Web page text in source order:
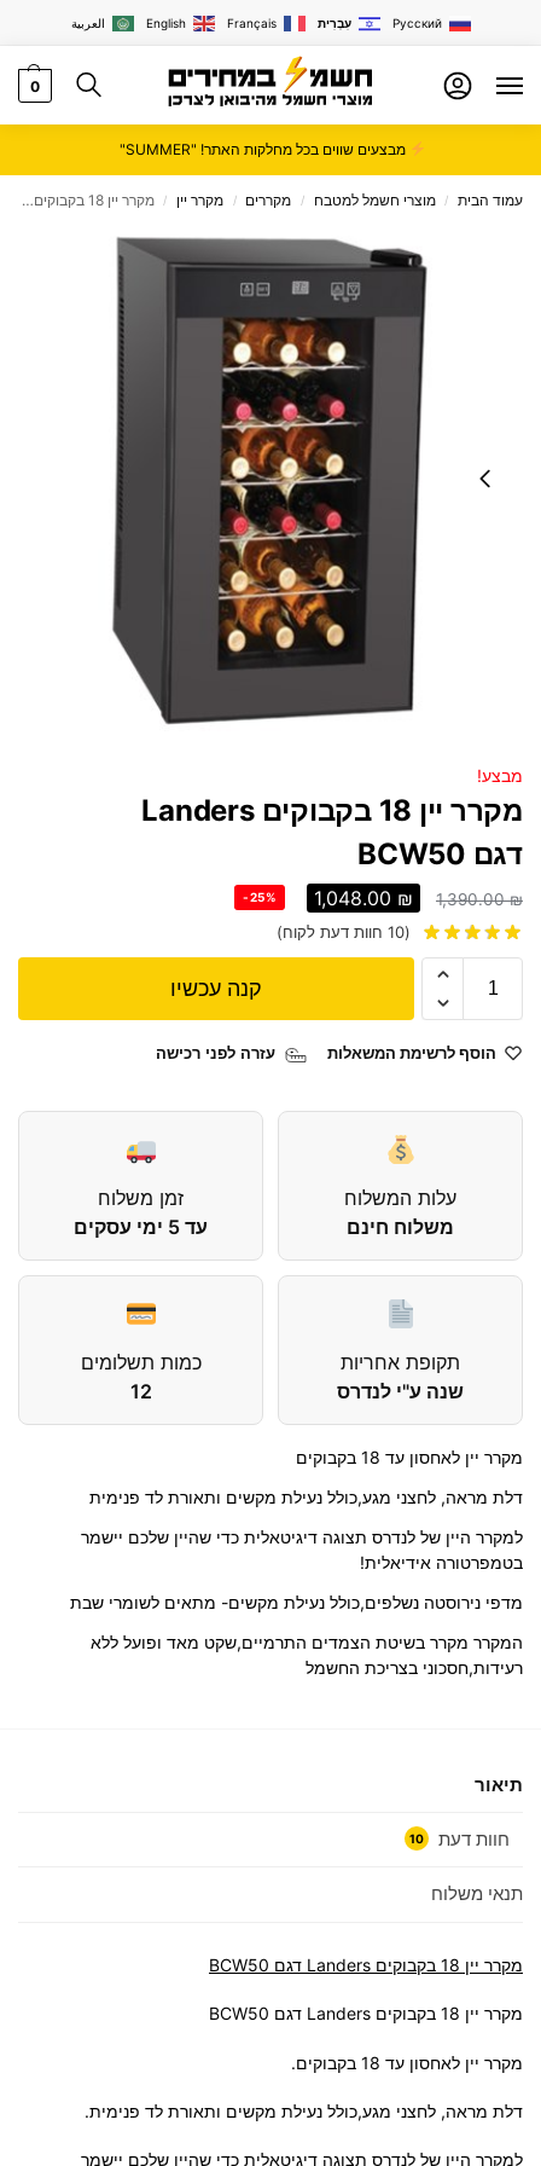
العربية English Français עִבְרִית Русский
0
מבצעים שווים בכל מחלקות האתר! "SUMMER"
עמוד הבית / מוצרי חשמל למטבח / מקררים / מקרר יין / מקרר יין 18 בקבוקים Landers דגם BCW50
מבצע!
מקרר יין 18 בקבוקים Landers
דגם BCW50
1,390.00₪
1,048.00 ₪
-25%
(
10 חוות דעת לקוח)
קנה עכשיו
הוסף לרשימת המשאלות עזרה לפני רכישה
עלות המשלוח
משלוח חינם
זמן משלוח
עד 5 ימי עסקים
תקופת אחריות
שנה ע"י לנדרס
כמות תשלומים
12
מקרר יין לאחסון עד 18 בקבוקים
דלת מראה, לחצני מגע,כולל נעילת מקשים ותאורת לד פנימית
למקרר היין של לנדרס תצוגה דיגיטאלית כדי שהיין שלכם יישמר
בטמפרטורה אידיאלית!
מדפי נירוסטה נשלפים,כולל נעילת מקשים- מתאים לשומרי שבת
המקרר מקרר בשיטת הצמדים התרמיים,שקט מאד ופועל ללא
רעידות,חסכוני בצריכת החשמל
תיאור
חוות דעת 10
תנאי משלוח
מקרר יין 18 בקבוקים Landers דגם BCW50
מקרר יין 18 בקבוקים Landers דגם BCW50
מקרר יין לאחסון עד 18 בקבוקים.
דלת מראה, לחצני מגע,כולל נעילת מקשים ותאורת לד פנימית.
למקרר היין של לנדרס תצוגה דיגיטאלית כדי שהיין שלכם יישמר